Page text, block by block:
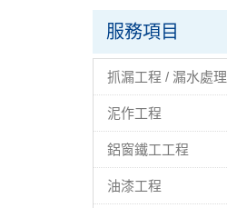
服務項目
抓漏工程 / 漏水處理
泥作工程
鋁窗鐵工工程
油漆工程